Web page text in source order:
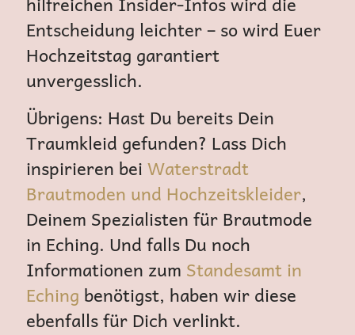
Entscheidung leichter – so wird Euer
Hochzeitstag garantiert
unvergesslich.
Übrigens: Hast Du bereits Dein
Traumkleid gefunden? Lass Dich
inspirieren beiWaterstradt
Brautmoden und Hochzeitskleider,
Deinem Spezialisten für Brautmode
in Eching. Und falls Du noch
Informationen zum Standesamt in
Eching benötigst, haben wir diese
ebenfalls für Dich verlinkt.